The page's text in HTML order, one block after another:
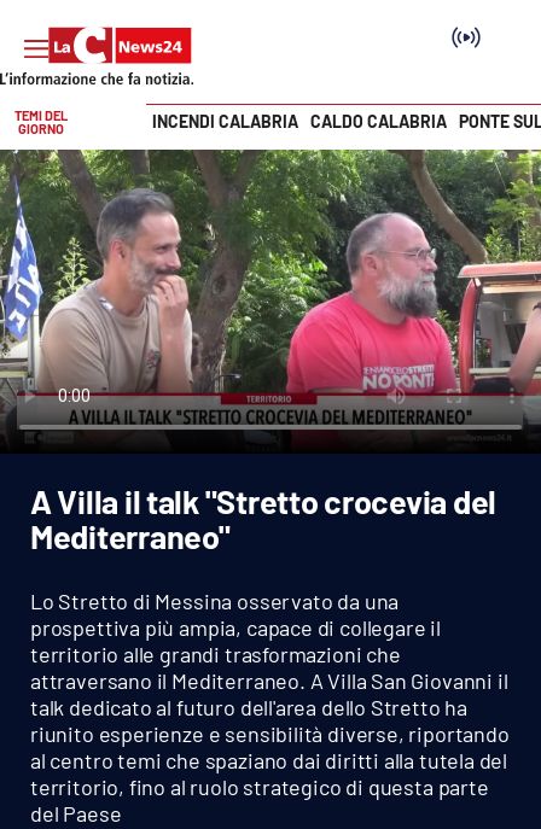
SEZIONI
Cronaca
Politica
Attualità
Economia e lavoro
Italia Mondo
Sport
Cultura
Podcast
Meteo
Vai
TEMI DEL
GIORNO
INCENDI CALABRIA CALDO CALABRIA PONTE
A Villa il talk "Stretto crocevia del
Mediterraneo"
Lo Stretto di Messina osservato da una
prospettiva più ampia, capace di collegare il
territorio alle grandi trasformazioni che
attraversano il Mediterraneo. A Villa San Giovanni il
talk dedicato al futuro dell'area dello Stretto ha
riunito esperienze e sensibilità diverse, riportando
al centro temi che spaziano dai diritti alla tutela del
territorio, fino al ruolo strategico di questa parte
del Paese